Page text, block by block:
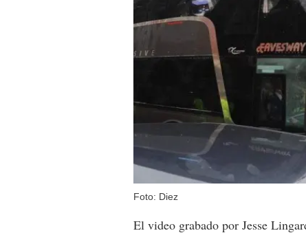
Foto: Diez
El video grabado por Jesse